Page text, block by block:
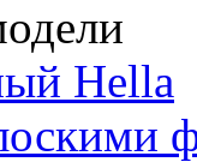
Hella